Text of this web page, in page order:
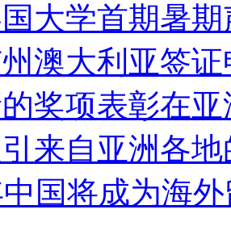
大学首期暑
澳大利亚签
奖项表彰在
来自亚洲各
中国将成为海